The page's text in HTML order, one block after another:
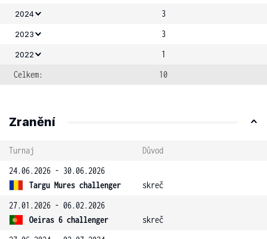
2024 3
2023 3
2022
1
Celkem:
10
Zranění
Turnaj
Důvod
24.06.2026 - 30.06.2026
Targu Mures challenger
skreč
27.01.2026 - 06.02.2026
Oeiras 6 challenger
skreč